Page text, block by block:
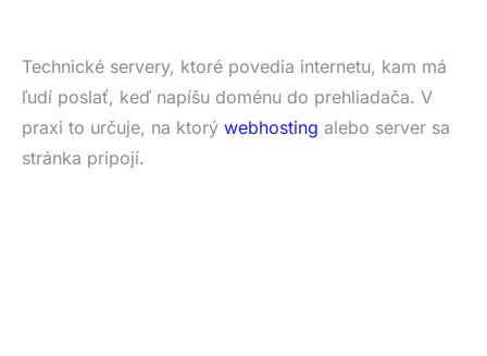
Technické servery, ktoré povedia internetu, kam má
ľudí poslať, keď napíšu doménu do prehliadača. V
praxi to určuje, na ktorý webhosting alebo server sa
stránka pripojí.